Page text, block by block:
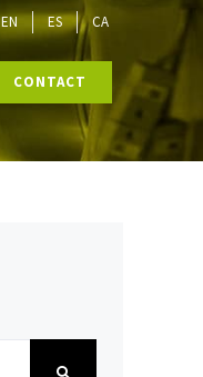
EN ES CA
CONTACT